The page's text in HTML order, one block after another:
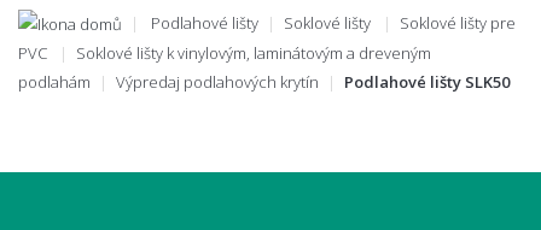
Podlahové lišty Soklové lišty
Soklové lišty pre
PVC
Soklové lišty k vinylovým, laminátovým a dreveným
podlahám
Výpredaj podlahových krytín Podlahové lišty SLK50